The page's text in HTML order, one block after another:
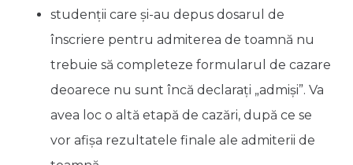
studenții care și-au depus dosarul de
înscriere pentru admiterea de toamnă nu
trebuie să completeze formularul de cazare
deoarece nu sunt încă declarați „admiși”. Va
avea loc o altă etapă de cazări, după ce se
vor afișa rezultatele finale ale admiterii de